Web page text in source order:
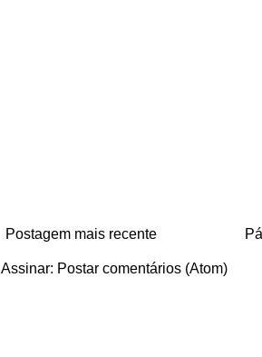
Postagem mais recente
Assinar: Postar comentários (Atom)